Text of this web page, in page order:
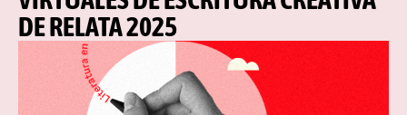
DE RELATA 2025